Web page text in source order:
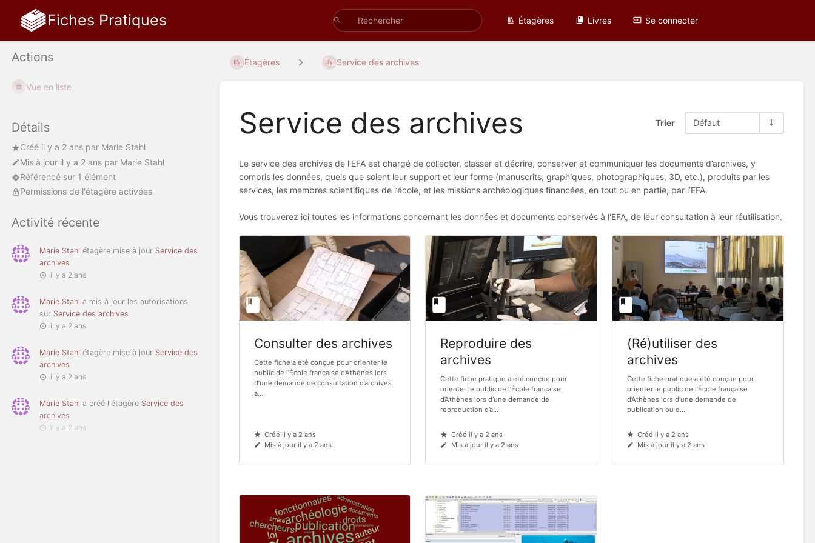
Fiches Pratiques Étagères Livres Se connecter
Actions
Vue en liste
Détails
Créé il y a 2 ans par Marie Stahl
Mis à jour il y a 2 ans par Marie Stahl
Référencé sur 1 élément
Permissions de l'étagère activées
Activité récente
Marie Stahl étagère mise à jour Service des
archives
il y a 2 ans
Marie Stahl a mis à jour les autorisations
sur Service des archives
il y a 2 ans
Marie Stahl étagère mise à jour Service des
archives
il y a 2 ans
Marie Stahl a créé l'étagère Service des
archives
il y a 2 ans
Étagères Service des archives
Service des archives Trier Défaut
Le service des archives de l’EFA est chargé de collecter, classer et décrire, conserver et communiquer les documents d’archives, y
compris les données, quels que soient leur support et leur forme (manuscrits, graphiques, photographiques, 3D, etc.), produits par les
services, les membres scientifiques de l’école, et les missions archéologiques financées, en tout ou en partie, par l’EFA.
Vous trouverez ici toutes les informations concernant les données et documents conservés à l'EFA, de leur consultation à leur réutilisation.
Consulter des archives
Cette fiche a été conçue pour orienter le
public de l’École française d’Athènes lors
d’une demande de consultation d’archives
a...
Créé il y a 2 ans
Mis à jour il y a 2 ans
Reproduire des
archives
Cette fiche pratique a été conçue pour
orienter le public de l’École française
d’Athènes lors d’une demande de
reproduction d’a...
Créé il y a 2 ans
Mis à jour il y a 2 ans
(Ré)utiliser des
archives
Cette fiche pratique a été conçue pour
orienter le public de l’École française
d’Athènes lors d’une demande de
publication ou d...
Créé il y a 2 ans
Mis à jour il y a 2 ans